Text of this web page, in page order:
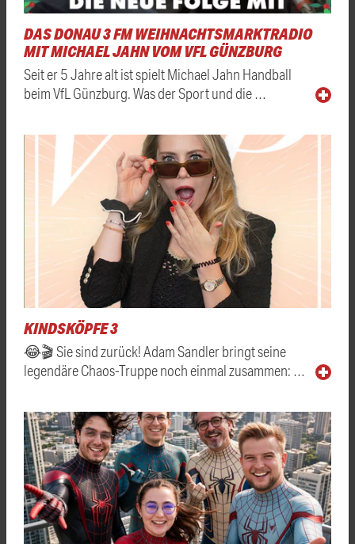
DAS DONAU 3 FM WEIHNACHTSMARKTRADIO
MIT MICHAEL JAHN VOM VFL GÜNZBURG
Seit er 5 Jahre alt ist spielt Michael Jahn Handball
beim VfL Günzburg. Was der Sport und die …
KINDSKÖPFE 3
😂🎬 Sie sind zurück! Adam Sandler bringt seine
legendäre Chaos-Truppe noch einmal zusammen: …